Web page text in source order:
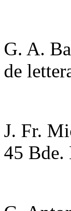
G. A.
de
J. Fr.
45 Bde.